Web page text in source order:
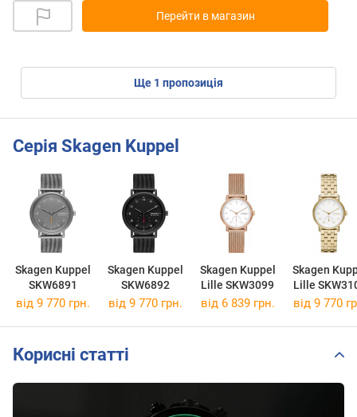
Перейти в магазин
ще 1 пропозиція
Серія Skagen Kuppel
Skagen Kuppel
SKW6891
Skagen Kuppel
SKW6892
Skagen Kuppel
Lille SKW3099
Skagen
Lille
від 9 770 грн. від 9 770 грн. від 6 839 грн. від 9 770
Корисні статті